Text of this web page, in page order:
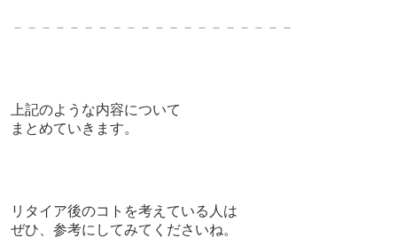
－－－－－－－－－－－－－－－－－－－－
上記のような内容について
まとめていきます。
リタイア後のコトを考えている人は
ぜひ、参考にしてみてくださいね。